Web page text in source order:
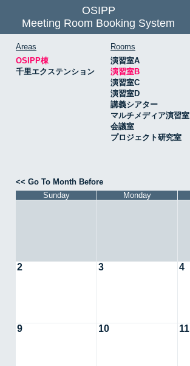
OSIPP
Meeting Room Booking System
Areas
OSIPP棟
千里エクステンション
Rooms
演習室A
演習室B
演習室C
演習室D
講義シアター
マルチメディア演習室
会議室
プロジェクト研究室
<< Go To Month Before
Sunday
Monday
2 3 4
9 10 11